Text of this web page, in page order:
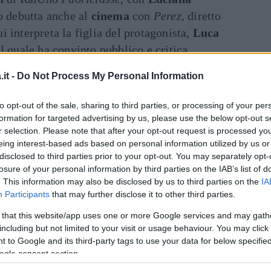
- Do Not Process My Personal Information
opt-out of the sale, sharing to third parties, or processing of your
for targeted advertising by us, please use the below opt-out
selection. Please note that after your opt-out request is processed
interest-based ads based on personal information utilized by us
to third parties prior to your opt-out. You may separately
of your personal information by third parties on the IAB’s list of
This information may also be disclosed by us to third parties on the
Participants that may further disclose it to other third parties.
that this website/app uses one or more Google services and may
but not limited to your visit or usage behaviour. You may
to Google and its third-party tags to use your data for below
consent section.
debutta anche al cinema con Perez, diretto
interpreta la figlia del protagonista, Luca
quale ha convinto pubblico e critica,
conI babysitter, commedia conPaolo
Francesco Mandelli
, mentre in tv veste i
RaiUnoÈ arrivata la felicità. Nello stesso
Alex neI bastardi di Pizzofalcone, ruolo
al grande pubblico e che porta avanti
al fianco diLuca Argentero inDOC – Nelle
di medicina interna.